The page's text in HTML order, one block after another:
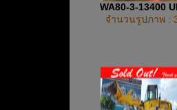
WA80-3-13400
จำนวนรูปภาพ :